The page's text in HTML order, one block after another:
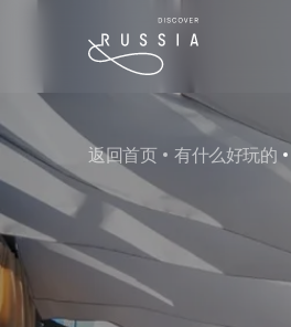
返回首页 有什么好玩的